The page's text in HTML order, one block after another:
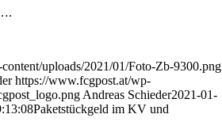
uploads/2021/01/Foto-Zb-9300.png
https://www.fcgpost.at/wp-
Andreas Schieder2021-01-
Paketstückgeld im KV und